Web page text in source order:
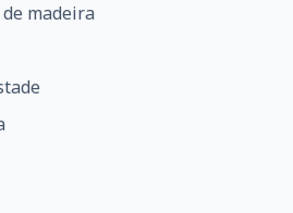
madeira